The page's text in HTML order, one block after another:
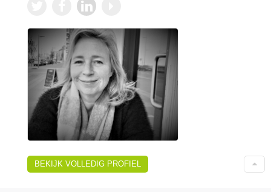
BEKIJK VOLLEDIG PROFIEL